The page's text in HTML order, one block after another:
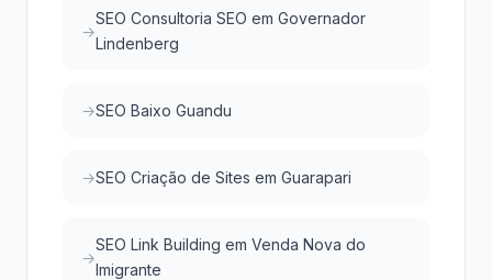
SEO Consultoria SEO em Governador
Lindenberg
SEO Baixo Guandu
SEO Criação de Sites em Guarapari
SEO Link Building em Venda Nova do
Imigrante